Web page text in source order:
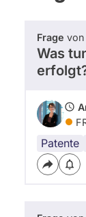
Frage von
Was
Patente